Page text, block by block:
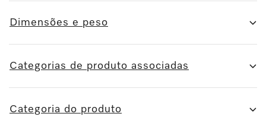
Dimensões e peso
Categorias de produto associadas
Categoria do produto